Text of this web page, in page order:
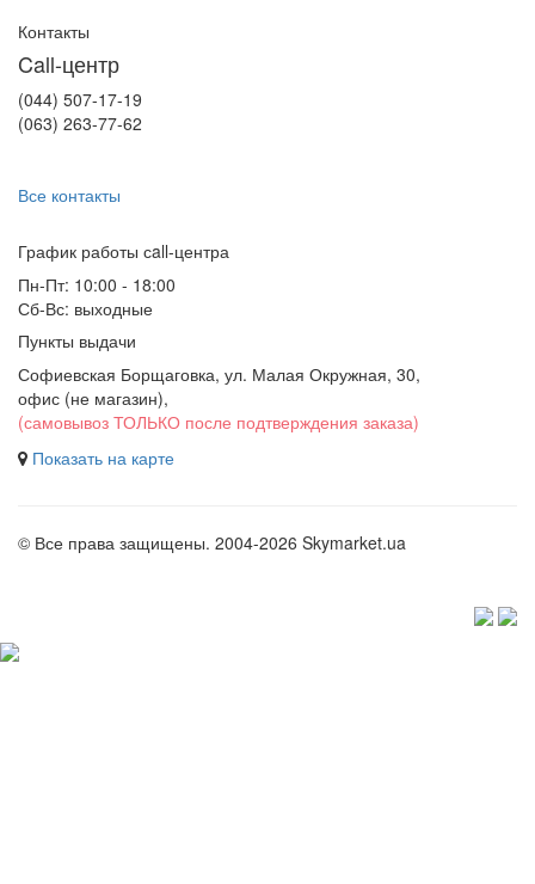
Контакты
Call-центр
(044) 507-17-19
(063) 263-77-62
Все контакты
График работы сall-центра
Пн-Пт: 10:00 - 18:00
Сб-Вс: выходные
Пункты выдачи
Софиевская Борщаговка, ул. Малая Окружная, 30,
офис (не магазин),
(самовывоз ТОЛЬКО после подтверждения заказа)
Показать на карте
© Все права защищены. 2004-2026 Skymarket.ua